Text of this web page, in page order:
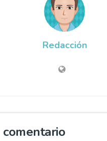
Redacción
comentario